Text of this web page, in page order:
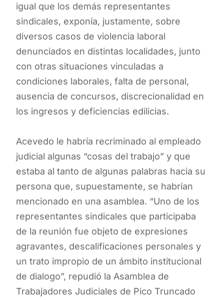
igual que los demás representantes
sindicales, exponía, justamente, sobre
diversos casos de violencia laboral
denunciados en distintas localidades, junto
con otras situaciones vinculadas a
condiciones laborales, falta de personal,
ausencia de concursos, discrecionalidad en
los ingresos y deficiencias edilicias.
Acevedo le habría recriminado al empleado
judicial algunas “cosas del trabajo” y que
estaba al tanto de algunas palabras hacia su
persona que, supuestamente, se habrían
mencionado en una asamblea. “Uno de los
representantes sindicales que participaba
de la reunión fue objeto de expresiones
agravantes, descalificaciones personales y
un trato impropio de un ámbito institucional
de dialogo”, repudió la Asamblea de
Trabajadores Judiciales de Pico Truncado